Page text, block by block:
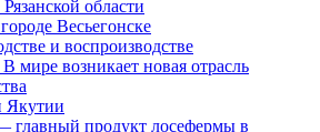
области
Весьегонске
и воспроизводстве
мире возникает новая отрасль
Якутии
главный продукт лосефермы в